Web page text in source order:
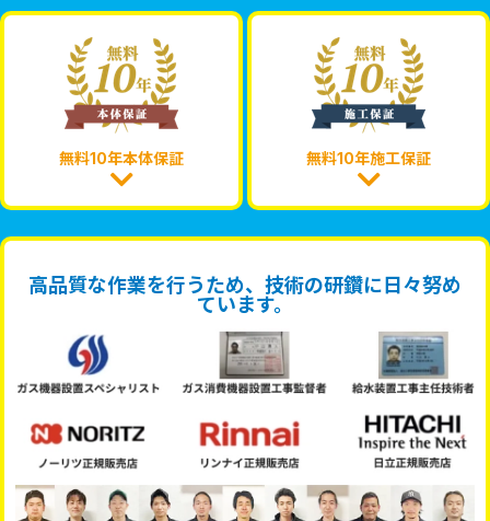
無料10年本体保証 無料10年施工保証
高品質な作業を行うため、技術の研鑽に日々努め
ています。